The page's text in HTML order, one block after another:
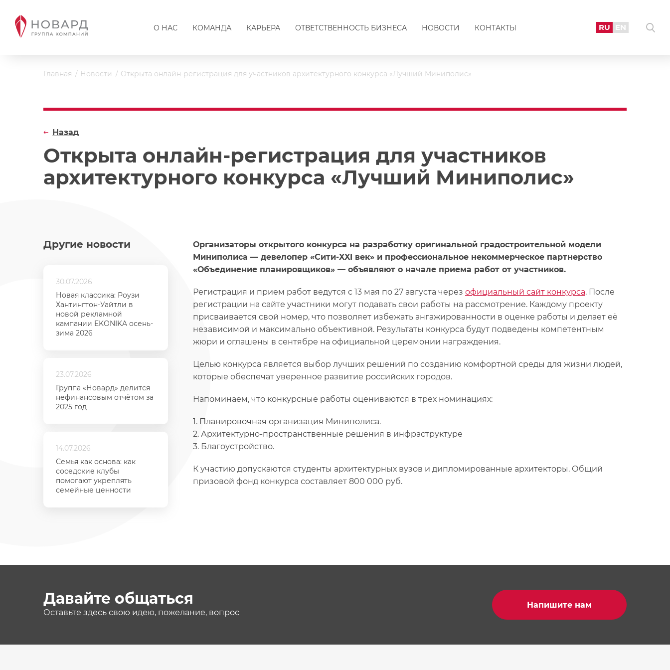
О НАС КОМАНДА КАРЬЕРА ОТВЕТСТВЕННОСТЬ БИЗНЕСА НОВОСТИ КОНТАКТЫ RU EN
Главная Новости Открыта онлайн-регистрация для участников архитектурного конкурса «Лучший Миниполис»
Открыта онлайн-регистрация для участников
архитектурного конкурса «Лучший Миниполис»
Назад
Другие новости
30.07.2026
Новая классика: Роузи
Хантингтон-Уайтли в
новой рекламной
кампании EKONIKA осень-
зима 2026
23.07.2026
Группа «Новард» делится
нефинансовым отчётом за
2025 год
14.07.2026
Семья как основа: как
соседские клубы
помогают укреплять
семейные ценности
Организаторы открытого конкурса на разработку оригинальной градостроительной модели
Миниполиса — девелопер «Сити-XXI век» и профессиональное некоммерческое партнерство
«Объединение планировщиков» — объявляют о начале приема работ от участников.
Регистрация и прием работ ведутся с 13 мая по 27 августа через официальный сайт конкурса. После
регистрации на сайте участники могут подавать свои работы на рассмотрение. Каждому проекту
присваивается свой номер, что позволяет избежать ангажированности в оценке работы и делает её
независимой и максимально объективной. Результаты конкурса будут подведены компетентным
жюри и оглашены в сентябре на официальной церемонии награждения.
Целью конкурса является выбор лучших решений по созданию комфортной среды для жизни людей,
которые обеспечат уверенное развитие российских городов.
Напоминаем, что конкурсные работы оцениваются в трех номинациях:
1. Планировочная организация Миниполиса.
2. Архитектурно-пространственные решения в инфраструктуре
3. Благоустройство.
К участию допускаются студенты архитектурных вузов и дипломированные архитекторы. Общий
призовой фонд конкурса составляет 800 000 руб.
Давайте общаться
Оставьте здесь свою идею, пожелание, вопрос
Напишите нам